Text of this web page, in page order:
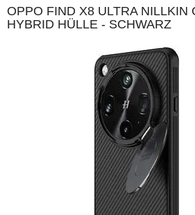
OPPO FIND X8 ULTRA NILLKIN
HYBRID HÜLLE - SCHWARZ